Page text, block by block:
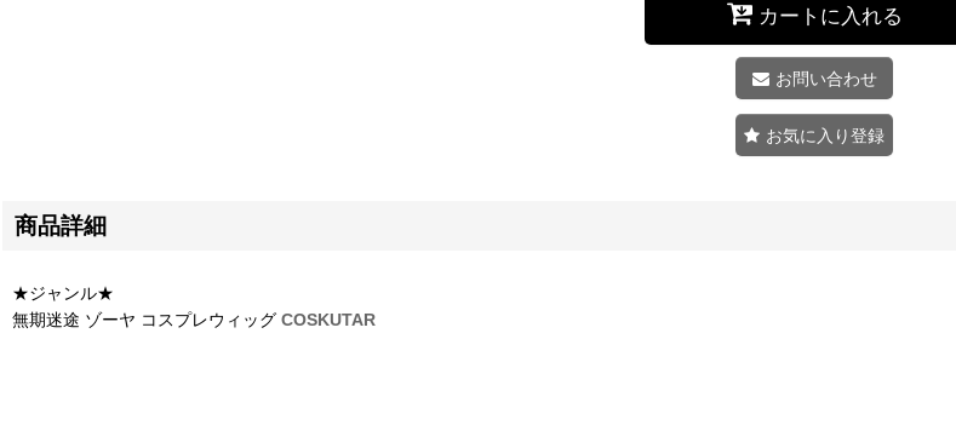
カートに入れる
お問い合わせ
お気に入り登録
商品詳細
★ジャンル★
無期迷途 ゾーヤ コスプレウィッグ COSKUTAR